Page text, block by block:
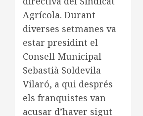
Agrícola. Durant
diverses setmanes va
estar presidint el
Consell Municipal
Sebastià Soldevila
Vilaró, a qui després
els franquistes van
acusar d’haver sigut